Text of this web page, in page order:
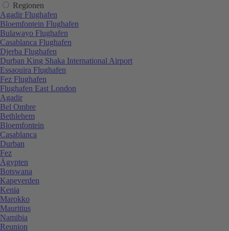
Regionen
Agadir Flughafen
Bloemfontein Flughafen
Bulawayo Flughafen
Casablanca Flughafen
Djerba Flughafen
Durban King Shaka International Airport
Essaouira Flughafen
Fez Flughafen
Flughafen East London
Agadir
Bel Ombre
Bethlehem
Bloemfontein
Casablanca
Durban
Fez
Ägypten
Botswana
Kapeverden
Kenia
Marokko
Mauritius
Namibia
Reunion